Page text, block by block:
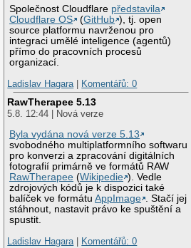
Společnost Cloudflare představila
Cloudflare OS
(GitHub ), tj. open
source platformu navrženou pro
integraci umělé inteligence (agentů)
přímo do pracovních procesů
organizací.
Ladislav Hagara
Komentářů: 0
RawTherapee 5.13
5.8. 12:44 | Nová verze
Byla vydána nová verze 5.13
svobodného multiplatformního softwaru
pro konverzi a zpracování digitálních
fotografií primárně ve formátů RAW
RawTherapee (Wikipedie ). Vedle
zdrojových kódů je k dispozici také
balíček ve formátuAppImage . Stačí jej
stáhnout, nastavit právo ke spuštění a
spustit.
Ladislav Hagara
Komentářů: 0